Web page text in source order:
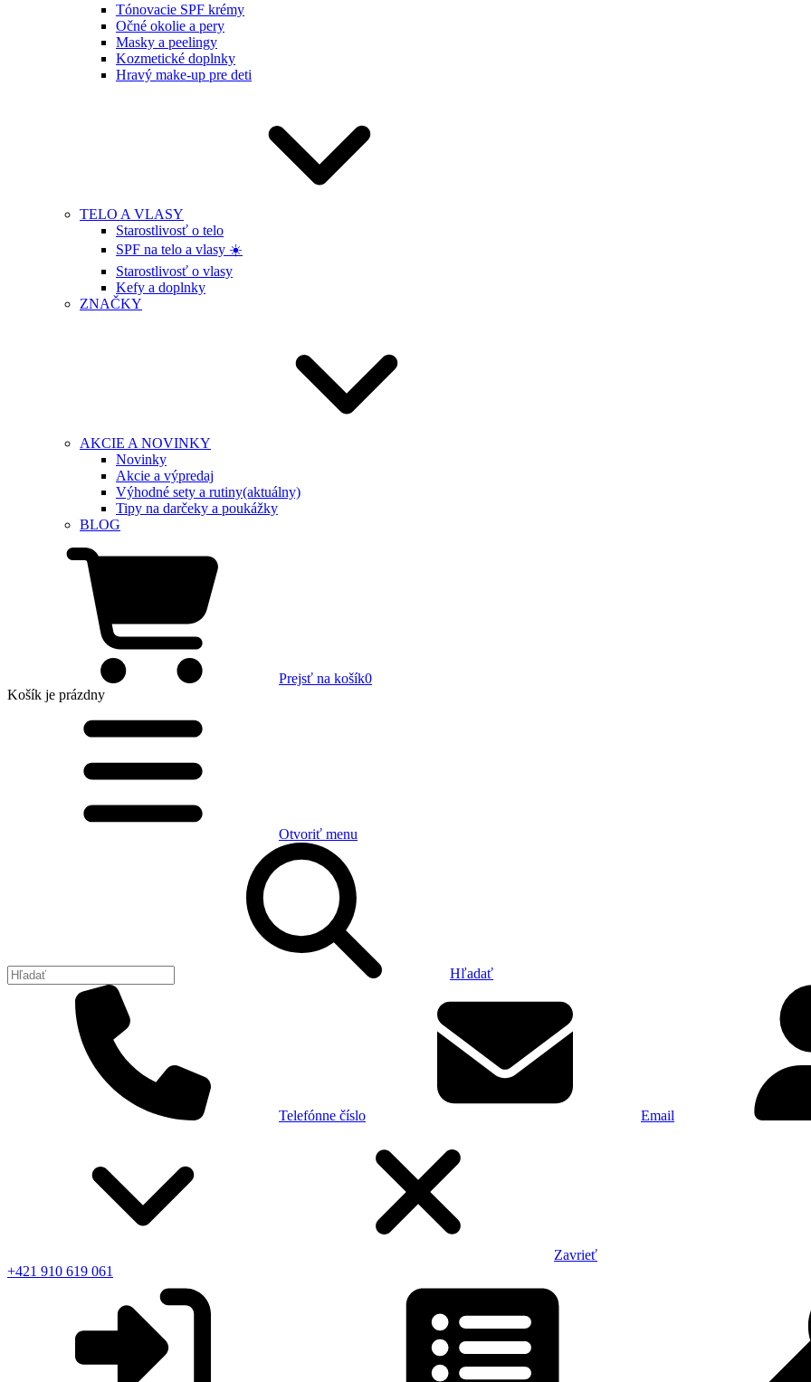
Tónovacie SPF krémy
Očné okolie a pery
Masky a peelingy
Kozmetické doplnky
Hravý make-up pre deti
TELO A VLASY
Starostlivosť o telo
SPF na telo a vlasy ☀️
Starostlivosť o vlasy
Kefy a doplnky
ZNAČKY
AKCIE A NOVINKY
Novinky
Akcie a výpredaj
Výhodné sety a rutiny(aktuálny)
Tipy na darčeky a poukážky
BLOG
Prejsť na košík0
Košík je prázdny
Otvoriť menu
Hľadať
Telefónne číslo Email
Zavrieť
+421 910 619 061